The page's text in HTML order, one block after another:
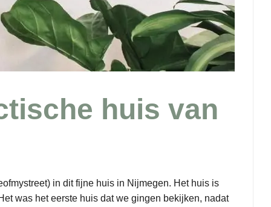
huis van
in dit fijne huis in Nijmegen. Het huis is
was het eerste huis dat we gingen bekijken, nadat